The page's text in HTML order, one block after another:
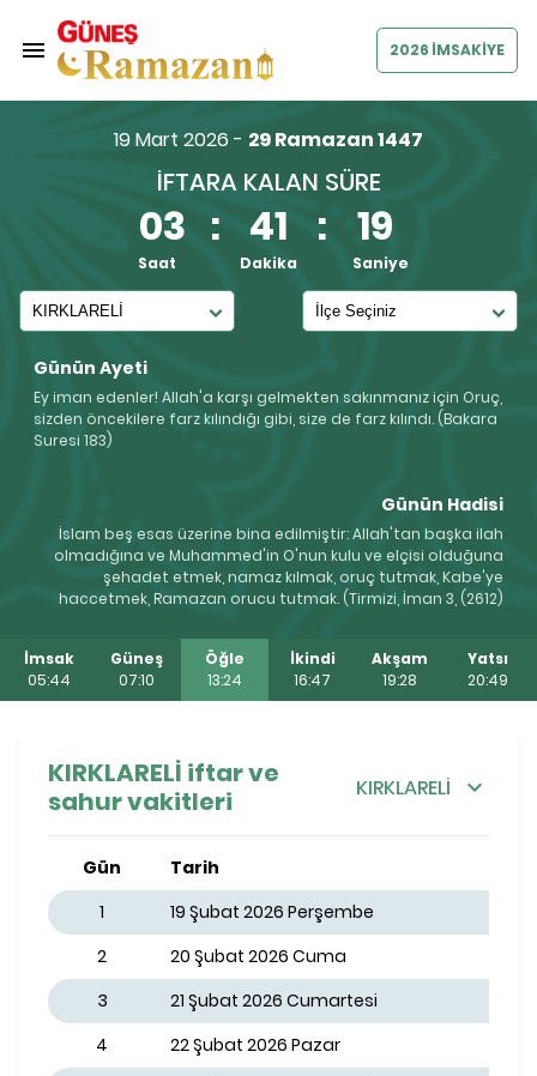
2026 İMSAKİYE
Günün Ayeti
Ey iman edenler! Allah'a karşı gelmekten sakınmanız için Oruç,
sizden öncekilere farz kılındığı gibi, size de farz kılındı. (Bakara
Suresi 183)
19 Mart 2026 - 29 Ramazan 1447
İFTARA KALAN SÜRE
03 : 41 : 19
Saat Dakika Saniye
Günün Hadisi
İslam beş esas üzerine bina edilmiştir: Allah'tan başka ilah
olmadığına ve Muhammed'in O'nun kulu ve elçisi olduğuna
şehadet etmek, namaz kılmak, oruç tutmak, Kabe'ye
haccetmek, Ramazan orucu tutmak. (Tirmizi, İman 3, (2612)
İmsak
05:44
Güneş
07:10
Öğle
13:24
İkindi
16:47
Akşam
19:28
Yatsı
20:49
KIRKLARELİ iftar ve
sahur vakitleri
KIRKLARELİ
Gün Tarih
1
19 Şubat 2026 Perşembe
2
20 Şubat 2026 Cuma
3
21 Şubat 2026 Cumartesi
4
22 Şubat 2026 Pazar